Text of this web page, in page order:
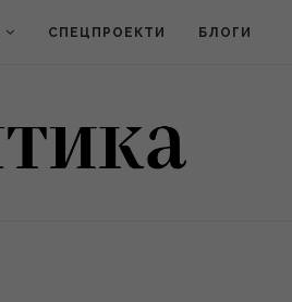
СПЕЦПРОЕКТИ БЛОГИ